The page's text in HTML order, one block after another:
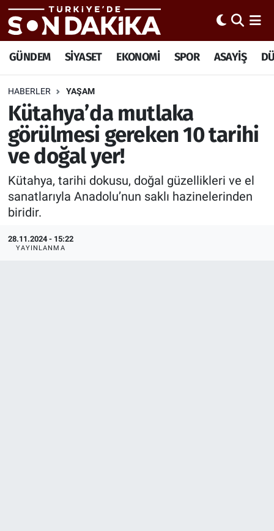
GÜNDEM SİYASET EKONOMİ SPOR ASAYİŞ
HABERLER YAŞAM
Kütahya’da mutlaka
görülmesi gereken 10 tarihi
ve doğal yer!
Kütahya, tarihi dokusu, doğal güzellikleri ve el
sanatlarıyla Anadolu’nun saklı hazinelerinden
biridir.
28.11.2024 - 15:22
YAYINLANMA
Trafik Durumu
Süper Lig Puan Durumu ve Fikstür
Tüm Manşetler
Son Dakika Haberleri
Haber Arşivi